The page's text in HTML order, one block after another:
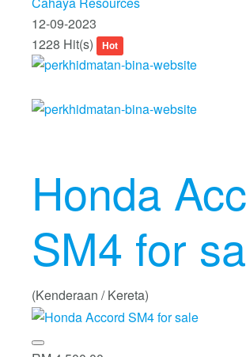
12-09-2023
1228 Hit(s)
Hot
Honda
SM4 for
(Kenderaan / Kereta)